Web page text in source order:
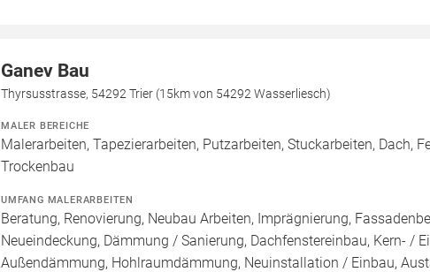
Ganev Bau
Thyrsusstrasse, 54292 Trier (15km von 54292 Wasserliesch)
MALER BEREICHE
Malerarbeiten, Tapezierarbeiten, Putzarbeiten, Stuckarbeiten, Dach,
Trockenbau
UMFANG MALERARBEITEN
Beratung, Renovierung, Neubau Arbeiten, Imprägnierung,
Neueindeckung, Dämmung / Sanierung, Dachfenstereinbau, Kern- /
Außendämmung, Hohlraumdämmung, Neuinstallation / Einbau,